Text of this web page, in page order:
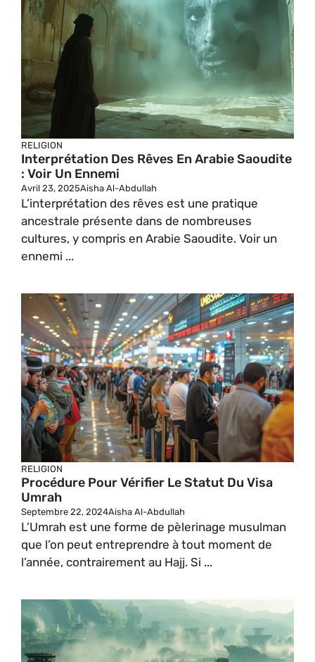
RELIGION
Interprétation Des Rêves En Arabie Saoudite
: Voir Un Ennemi
Avril 23, 2025Aisha Al-Abdullah
L’interprétation des rêves est une pratique
ancestrale présente dans de nombreuses
cultures, y compris en Arabie Saoudite. Voir un
ennemi ...
RELIGION
Procédure Pour Vérifier Le Statut Du Visa
Umrah
Septembre 22, 2024Aisha Al-Abdullah
L’Umrah est une forme de pèlerinage musulman
que l’on peut entreprendre à tout moment de
l’année, contrairement au Hajj. Si ...